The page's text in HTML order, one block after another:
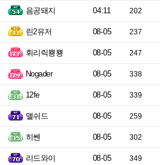
음공돼지 04:11 202
린2유저 08-05 237
휘리릭뿅뿅 08-05 247
Nogader 08-05 338
12fe 08-05 339
맬쉬드 08-05 259
히쎈 08-05 302
리드와이 08-05 349